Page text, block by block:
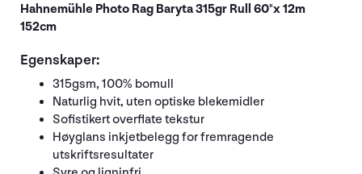
Hahnemühle Photo Rag Baryta 315gr Rull 60"x 12m
152cm
Egenskaper:
315gsm, 100% bomull
Naturlig hvit, uten optiske blekemidler
Sofistikert overflate tekstur
Høyglans inkjetbelegg for fremragende
utskriftsresultater